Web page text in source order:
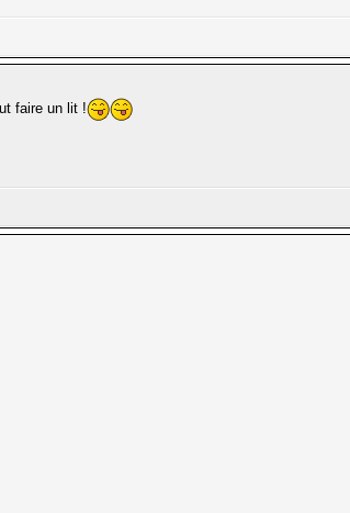
faire un lit !